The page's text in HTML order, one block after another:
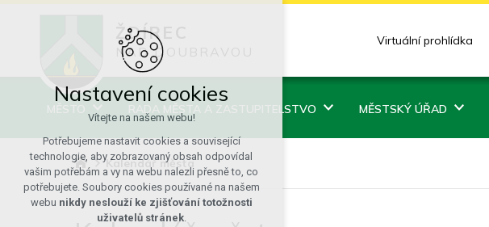
ŽDÍREC
NAD DOUBRAVOU
Virtuální prohlídka
RADA MĚSTA A ZASTUPITELSTVO MĚSTSKÝ ÚŘAD
Kalendář města
Nastavení cookies
Vítejte na našem webu!
Potřebujeme nastavit cookies a související
technologie, aby zobrazovaný obsah odpovídal
vašim potřebám a vy na webu nalezli přesně to, co
potřebujete. Soubory cookies používané na našem
webu nikdy neslouží ke zjišťování totožnosti
uživatelů stránek.